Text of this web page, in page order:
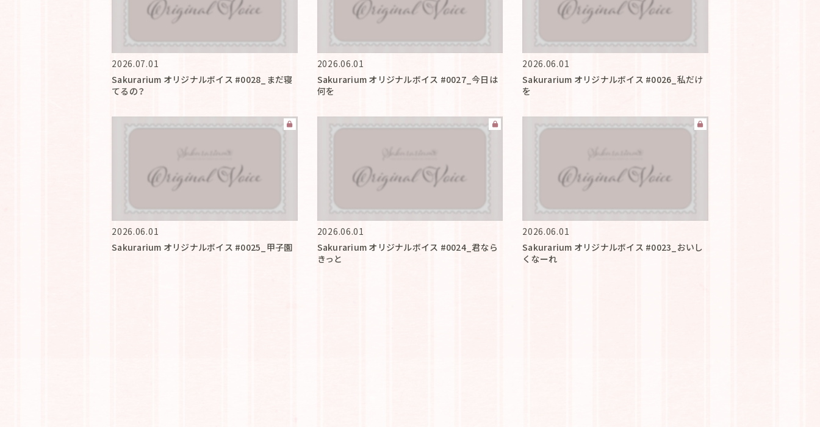
2026.07.01
Sakurarium オリジナルボイス #0028_まだ寝
てるの？
2026.06.01
Sakurarium オリジナルボイス #0027_今日は
何を
2026.06.01
Sakurarium オリジナルボイス #0026_私だけ
を
2026.06.01
Sakurarium オリジナルボイス #0025_甲子園
2026.06.01
Sakurarium オリジナルボイス #0024_君なら
きっと
2026.06.01
Sakurarium オリジナルボイス #0023_おいし
くなーれ